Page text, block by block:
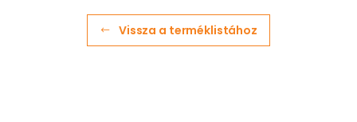
Vissza a terméklistához